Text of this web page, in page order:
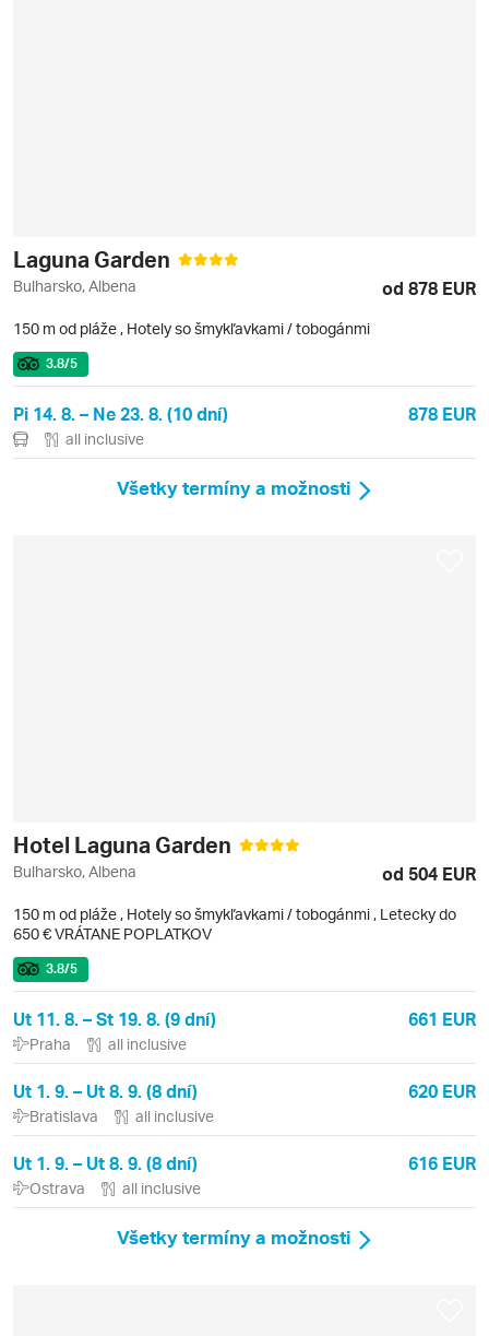
Laguna Garden
Bulharsko, Albena od 878 EUR
150 m od pláže , Hotely so šmykľavkami / tobogánmi
3.8/5
Pi 14. 8. – Ne 23. 8. (10 dní) 878 EUR
all inclusive
Všetky termíny a možnosti
Hotel Laguna Garden
Bulharsko, Albena od 504 EUR
150 m od pláže , Hotely so šmykľavkami / tobogánmi , Letecky do
650 € VRÁTANE POPLATKOV
3.8/5
Ut 11. 8. – St 19. 8. (9 dní) 661 EUR
Praha all inclusive
Ut 1. 9. – Ut 8. 9. (8 dní) 620 EUR
Bratislava all inclusive
Ut 1. 9. – Ut 8. 9. (8 dní) 616 EUR
Ostrava all inclusive
Všetky termíny a možnosti